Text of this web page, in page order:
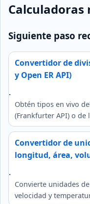
Calculadoras
Siguiente paso
Convertidor de
y Open ER API)
.
Obtén tipos en vivo
(Frankfurter API) o de
Convertidor de
longitud, área,
.
Convierte unidades
velocidad y